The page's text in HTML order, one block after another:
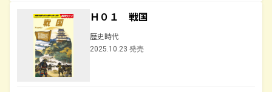
Ｈ０１ 戦国
歴史時代
2025.10.23 発売